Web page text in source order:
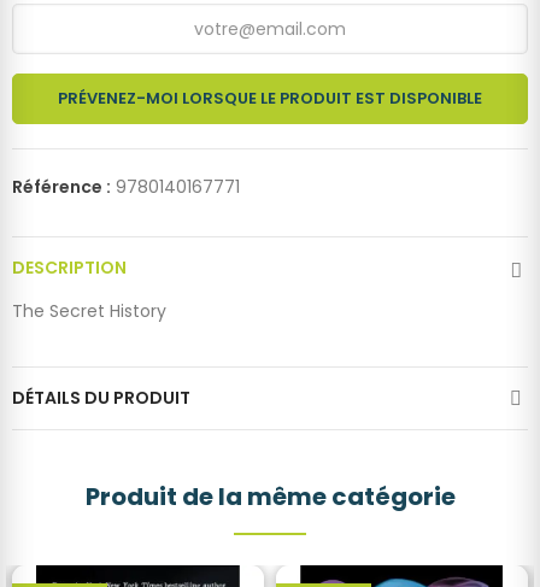
PRÉVENEZ-MOI LORSQUE LE PRODUIT EST DISPONIBLE
Référence : 9780140167771
DESCRIPTION
The Secret History
DÉTAILS DU PRODUIT
Produit de la même catégorie